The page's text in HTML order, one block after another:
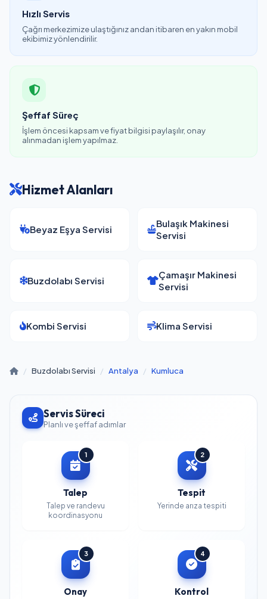
Hızlı Servis
Çağrı merkezimize ulaştığınız andan itibaren en yakın mobil
ekibimiz yönlendirilir.
Şeffaf Süreç
İşlem öncesi kapsam ve fiyat bilgisi paylaşılır, onay
alınmadan işlem yapılmaz.
Hizmet Alanları
Beyaz Eşya Servisi
Bulaşık Makinesi
Servisi
Buzdolabı Servisi
Çamaşır Makinesi
Servisi
Kombi Servisi Klima Servisi
/ Buzdolabı Servisi / Antalya / Kumluca
Servis Süreci
Planlı ve şeffaf adımlar
1
Talep
Talep ve randevu
koordinasyonu
2
Tespit
Yerinde arıza tespiti
3
Onay
4
Kontrol